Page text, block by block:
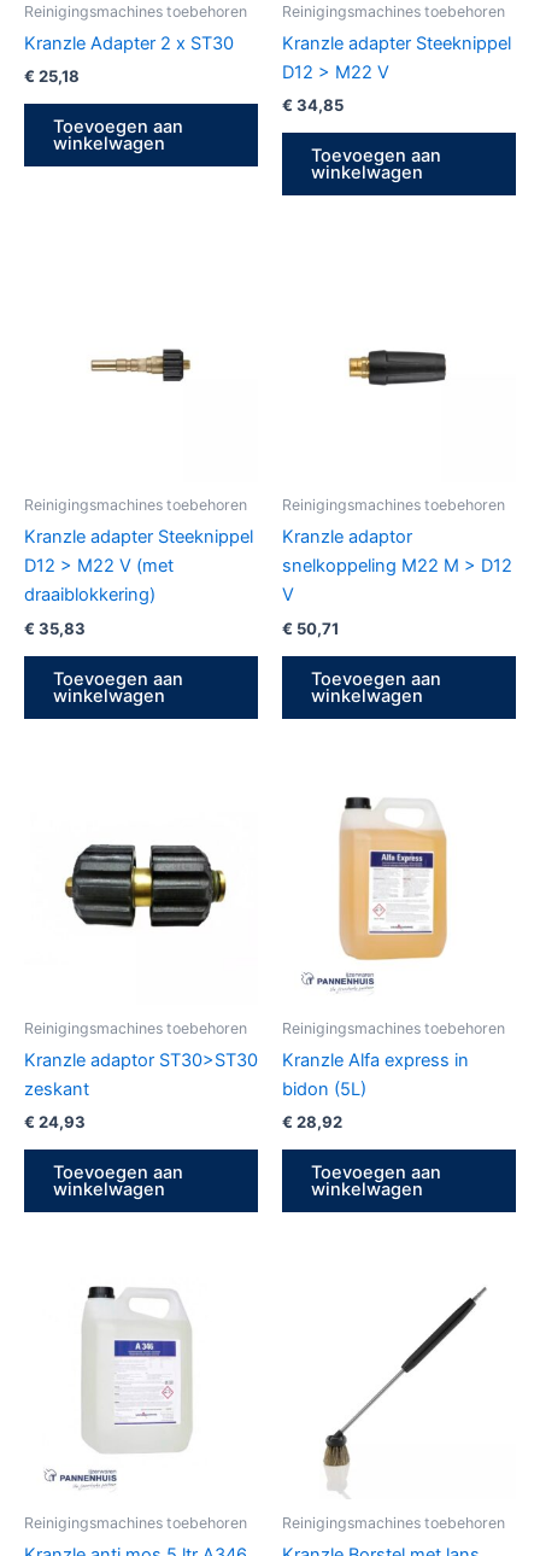
Reinigingsmachines toebehoren
Kranzle Adapter 2 x ST30
€ 25,18
Toevoegen aan
winkelwagen
Reinigingsmachines toebehoren
Kranzle adapter Steeknippel
D12 > M22 V
€ 34,85
Toevoegen aan
winkelwagen
Reinigingsmachines toebehoren
Kranzle adapter Steeknippel
D12 > M22 V (met
draaiblokkering)
€ 35,83
Toevoegen aan
winkelwagen
Reinigingsmachines toebehoren
Kranzle adaptor
snelkoppeling M22 M > D12
V
€ 50,71
Toevoegen aan
winkelwagen
Reinigingsmachines toebehoren
Kranzle adaptor ST30>ST30
zeskant
€ 24,93
Toevoegen aan
winkelwagen
Reinigingsmachines toebehoren
Kranzle Alfa express in
bidon (5L)
€ 28,92
Toevoegen aan
winkelwagen
Reinigingsmachines toebehoren Reinigingsmachines toebehoren